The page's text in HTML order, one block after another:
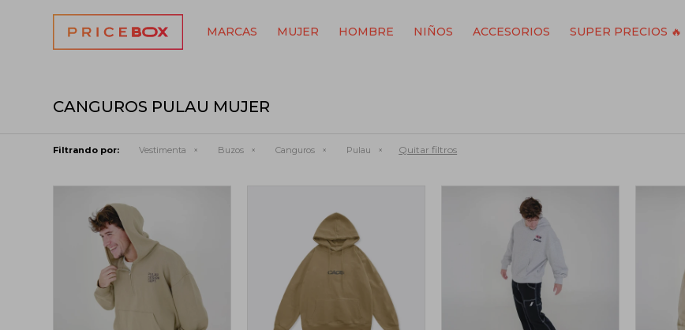
MARCAS MUJER HOMBRE NIÑOS ACCESORIOS SUPER PRECIOS 🔥
CANGUROS PULAU MUJER
Filtrando por: Vestimenta Buzos Canguros Pulau Quitar filtros